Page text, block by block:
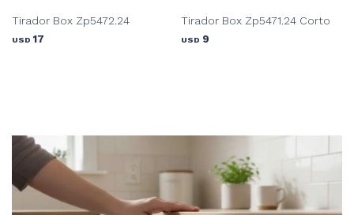
Tirador Box Zp5472.24
USD 17
Tirador Box Zp5471.24 Corto
USD 9